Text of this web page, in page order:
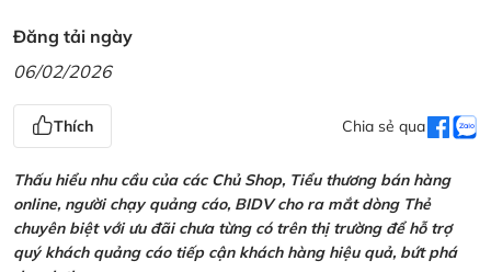
Đăng tải ngày
06/02/2026
Thích Chia sẻ qua
Thấu hiểu nhu cầu của các Chủ Shop, Tiểu thương bán hàng
online, người chạy quảng cáo, BIDV cho ra mắt dòng Thẻ
chuyên biệt với ưu đãi chưa từng có trên thị trường để hỗ trợ
quý khách quảng cáo tiếp cận khách hàng hiệu quả, bứt phá